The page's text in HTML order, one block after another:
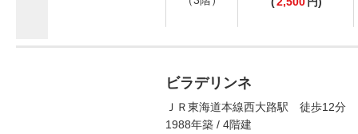
ビラデリンネ
ＪＲ東海道本線西大路駅 徒歩12分
1988年築 / 4階建